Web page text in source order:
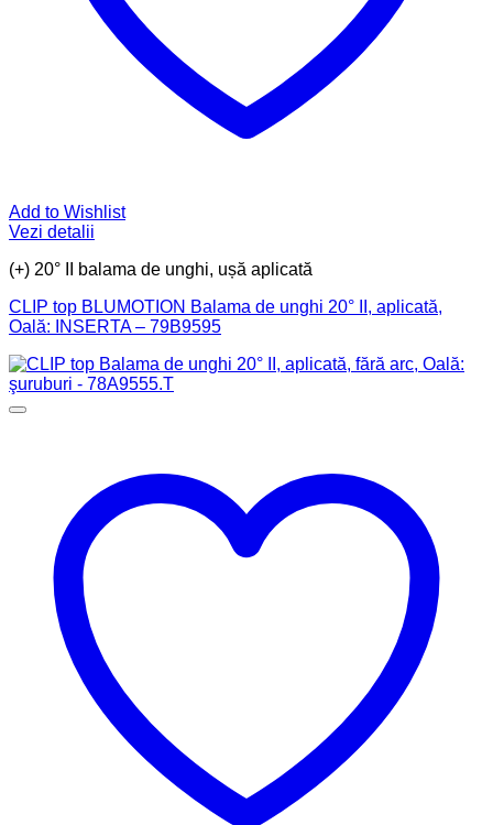
Add to Wishlist
Vezi detalii
(+) 20° II balama de unghi, ușă aplicată
CLIP top BLUMOTION Balama de unghi 20° II, aplicată,
Oală: INSERTA – 79B9595